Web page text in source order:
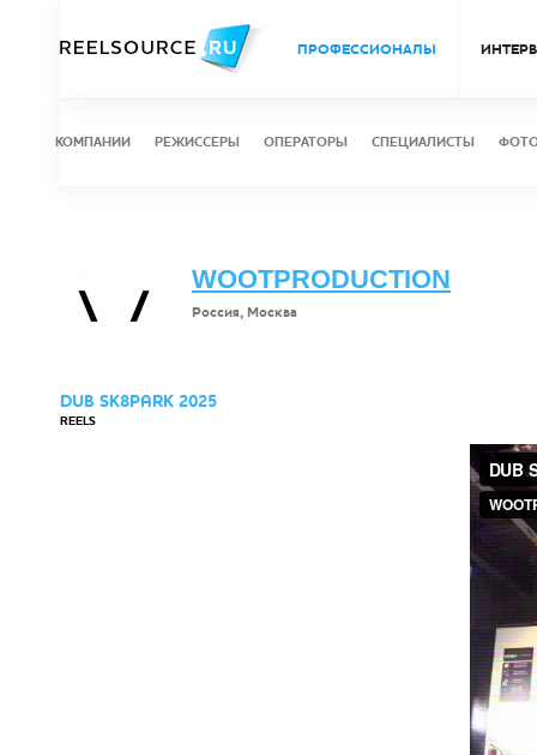
ПРОФЕССИОНАЛЫ
КОМПАНИИ РЕЖИССЕРЫ ОПЕРАТОРЫ СПЕЦИАЛИСТЫ
WOOTPRODUCTION
Россия, Москва
DUB SK8PARK 2025
REELS